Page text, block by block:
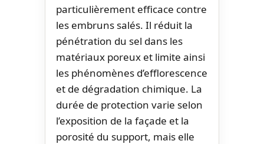
particulièrement efficace contre
les embruns salés. Il réduit la
pénétration du sel dans les
matériaux poreux et limite ainsi
les phénomènes d’efflorescence
et de dégradation chimique. La
durée de protection varie selon
l’exposition de la façade et la
porosité du support, mais elle